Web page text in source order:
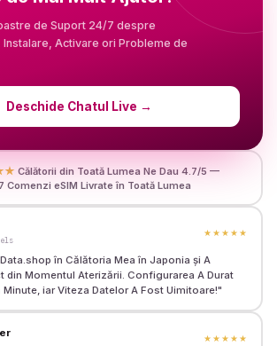
de Suport 24/7 despre
Activare ori Probleme de
Deschide Chatul Live →
Călătorii din Toată Lumea Ne Dau 4.7/5 —
Comenzi eSIM Livrate în Toată Lumea
★★★★★
în Călătoria Mea în Japonia și A
din Momentul Aterizării. Configurarea A Durat
Minute, iar Viteza Datelor A Fost Uimitoare!"
★★★★★